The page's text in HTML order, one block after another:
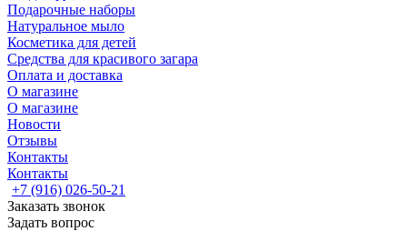
Подарочные наборы
Натуральное мыло
Косметика для детей
Средства для красивого загара
Оплата и доставка
О магазине
О магазине
Новости
Отзывы
Контакты
Контакты
+7 (916) 026-50-21
Заказать звонок
Задать вопрос